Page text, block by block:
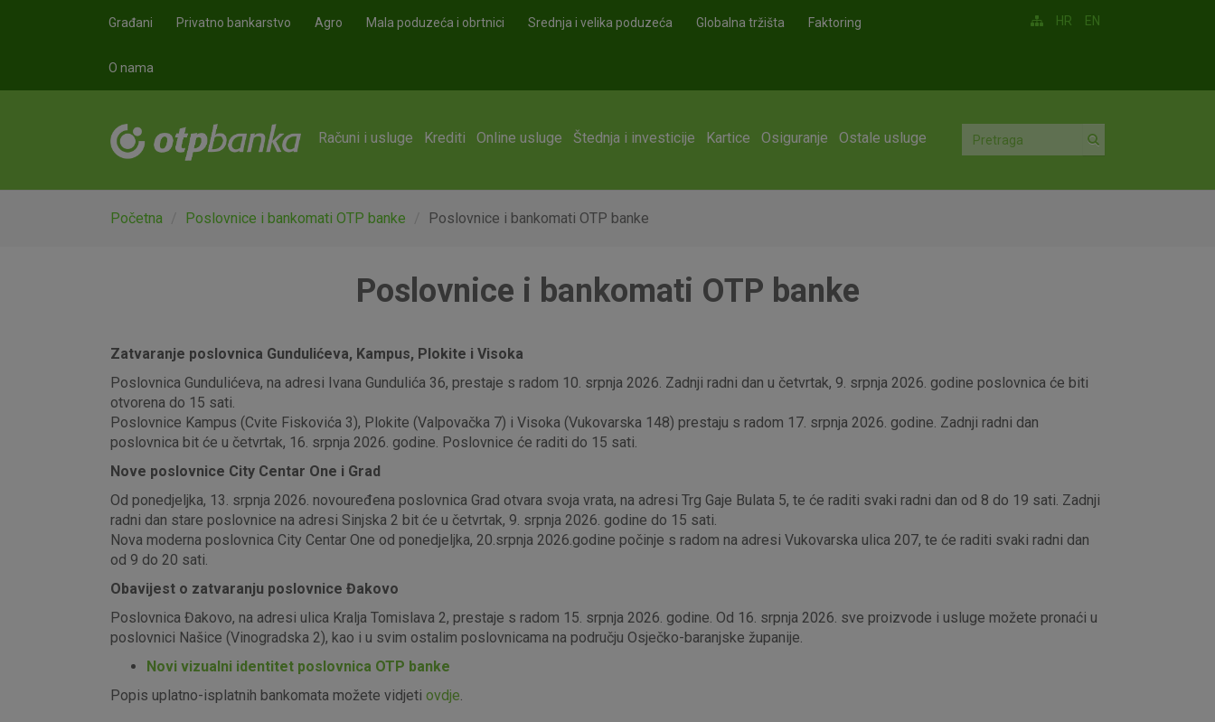
Građani Privatno bankarstvo Agro Mala poduzeća i obrtnici Srednja i velika poduzeća Globalna tržišta Faktoring
O nama
HR EN
Računi i usluge Krediti Online usluge Štednja i investicije Kartice Osiguranje Ostale usluge
Početna Poslovnice i bankomati OTP banke Poslovnice i bankomati OTP banke
Poslovnice i bankomati OTP banke
Zatvaranje poslovnica Gundulićeva, Kampus, Plokite i Visoka
Poslovnica Gundulićeva, na adresi Ivana Gundulića 36, prestaje s radom 10. srpnja 2026. Zadnji radni dan u četvrtak, 9. srpnja 2026. godine poslovnica će biti
otvorena do 15 sati.
Poslovnice Kampus (Cvite Fiskovića 3), Plokite (Valpovačka 7) i Visoka (Vukovarska 148) prestaju s radom 17. srpnja 2026. godine. Zadnji radni dan
poslovnica bit će u četvrtak, 16. srpnja 2026. godine. Poslovnice će raditi do 15 sati.
Nove poslovnice City Centar One i Grad
Od ponedjeljka, 13. srpnja 2026. novouređena poslovnica Grad otvara svoja vrata, na adresi Trg Gaje Bulata 5, te će raditi svaki radni dan od 8 do 19 sati. Zadnji
radni dan stare poslovnice na adresi Sinjska 2 bit će u četvrtak, 9. srpnja 2026. godine do 15 sati.
Nova moderna poslovnica City Centar One od ponedjeljka, 20.srpnja 2026.godine počinje s radom na adresi Vukovarska ulica 207, te će raditi svaki radni dan
od 9 do 20 sati.
Obavijest o zatvaranju poslovnice Đakovo
Poslovnica Đakovo, na adresi ulica Kralja Tomislava 2, prestaje s radom 15. srpnja 2026. godine. Od 16. srpnja 2026. sve proizvode i usluge možete pronaći u
poslovnici Našice (Vinogradska 2), kao i u svim ostalim poslovnicama na području Osječko-baranjske županije.
Novi vizualni identitet poslovnica OTP banke
Popis uplatno-isplatnih bankomata možete vidjeti ovdje.